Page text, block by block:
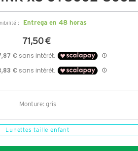
: Entrega en 48 horas
71,50 €
Monture: gris
Lunettes taille enfant